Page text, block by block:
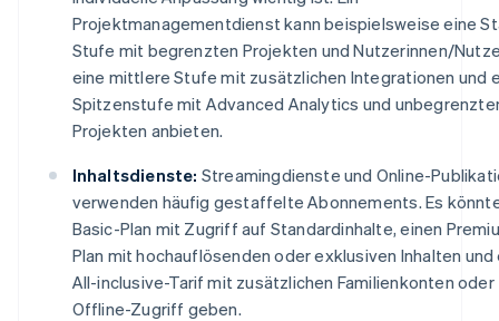
Projektmanagementdienst kann beispielsweise eine
Stufe mit begrenzten Projekten und Nutzerinnen/
eine mittlere Stufe mit zusätzlichen Integrationen und
Spitzenstufe mit Advanced Analytics und
Projekten anbieten.
Inhaltsdienste: Streamingdienste und Online-
verwenden häufig gestaffelte Abonnements. Es
Basic-Plan mit Zugriff auf Standardinhalte, einen
Plan mit hochauflösenden oder exklusiven Inhalten und
All-inclusive-Tarif mit zusätzlichen Familienkonten oder
Offline-Zugriff geben.